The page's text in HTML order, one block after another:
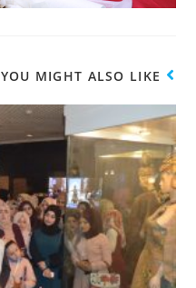
YOU MIGHT ALSO LIKE